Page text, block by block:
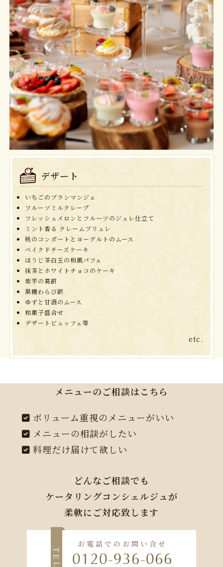
デザート
いちごのブランマンジェ
フルーツミルクレープ
フレッシュメロンとフルーツのジュレ仕立て
ミント香る クレームブリュレ
桃のコンポートとヨーグルトのムース
ベイクドチーズケーキ
ほうじ茶白玉の和風パフェ
抹茶とホワイトチョコのケーキ
紫芋の葛餅
黒糖わらび餅
ゆずと甘酒のムース
和菓子盛合せ
デザートビュッフェ等
etc.
メニューのご相談はこちら
ボリューム重視のメニューがいい
メニューの相談がしたい
料理だけ届けて欲しい
どんなご相談でも
ケータリングコンシェルジュが
柔軟にご対応致します
T
E
L
お電話でのお問い合せ
0120-936-066